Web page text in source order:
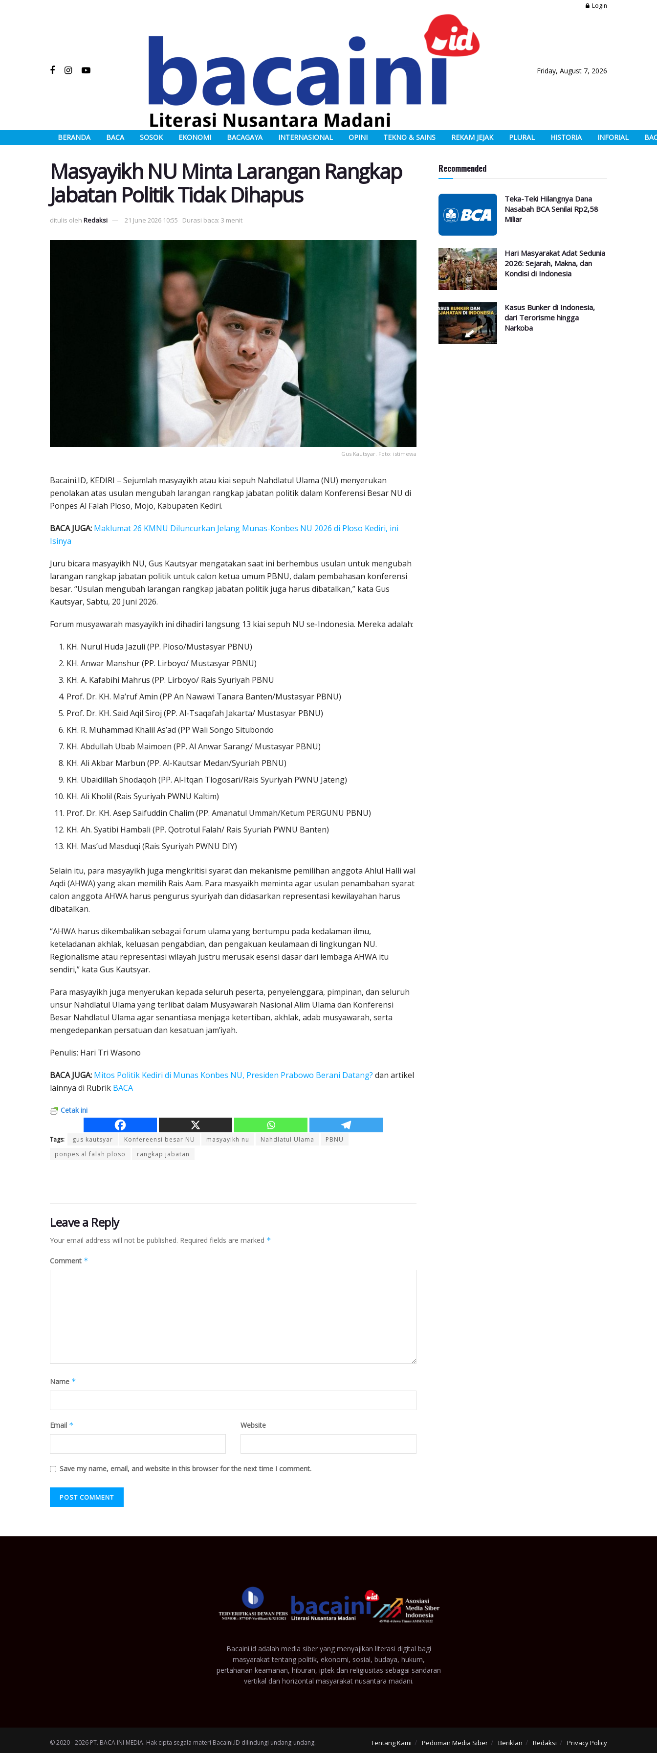
Login
Friday, August 7, 2026
BERANDA BACA SOSOK EKONOMI BACAGAYA INTERNASIONAL OPINI TEKNO & SAINS REKAM JEJAK PLURAL HISTORIA INFORIAL
Masyayikh NU Minta Larangan Rangkap
Jabatan Politik Tidak Dihapus
ditulis oleh Redaksi 21 June 2026 10:55 Durasi baca: 3 menit
Gus Kautsyar. Foto: istimewa
Bacaini.ID, KEDIRI – Sejumlah masyayikh atau kiai sepuh Nahdlatul Ulama (NU) menyerukan
penolakan atas usulan mengubah larangan rangkap jabatan politik dalam Konferensi Besar NU di
Ponpes Al Falah Ploso, Mojo, Kabupaten Kediri.
BACA JUGA: Maklumat 26 KMNU Diluncurkan Jelang Munas-Konbes NU 2026 di Ploso Kediri, ini
Isinya
Juru bicara masyayikh NU, Gus Kautsyar mengatakan saat ini berhembus usulan untuk mengubah
larangan rangkap jabatan politik untuk calon ketua umum PBNU, dalam pembahasan konferensi
besar. “Usulan mengubah larangan rangkap jabatan politik juga harus dibatalkan,” kata Gus
Kautsyar, Sabtu, 20 Juni 2026.
Forum musyawarah masyayikh ini dihadiri langsung 13 kiai sepuh NU se-Indonesia. Mereka adalah:
KH. Nurul Huda Jazuli (PP. Ploso/Mustasyar PBNU)
KH. Anwar Manshur (PP. Lirboyo/ Mustasyar PBNU)
⁠KH. A. Kafabihi Mahrus (PP. Lirboyo/ Rais Syuriyah PBNU
⁠Prof. Dr. KH. Ma’ruf Amin (PP An Nawawi Tanara Banten/Mustasyar PBNU)
⁠Prof. Dr. KH. Said Aqil Siroj (PP. Al-Tsaqafah Jakarta/ Mustasyar PBNU)
KH. R. Muhammad Khalil As’ad (PP Wali Songo Situbondo
KH. Abdullah Ubab Maimoen (PP. Al Anwar Sarang/ Mustasyar PBNU)
⁠KH. Ali Akbar Marbun (PP. Al-Kautsar Medan/Syuriah PBNU)
KH. Ubaidillah Shodaqoh (PP. Al-Itqan Tlogosari/Rais Syuriyah PWNU Jateng)
⁠KH. Ali Kholil (Rais Syuriyah PWNU Kaltim)
Prof. Dr. KH. Asep Saifuddin Chalim (PP. Amanatul Ummah/Ketum PERGUNU PBNU)
KH. Ah. Syatibi Hambali (PP. Qotrotul Falah/ Rais Syuriah PWNU Banten)
KH. Mas’ud Masduqi (Rais Syuriyah PWNU DIY)
Selain itu, para masyayikh juga mengkritisi syarat dan mekanisme pemilihan anggota Ahlul Halli wal
Aqdi (AHWA) yang akan memilih Rais Aam. Para masyaikh meminta agar usulan penambahan syarat
calon anggota AHWA harus pengurus syuriyah dan didasarkan representasi kewilayahan harus
dibatalkan.
“AHWA harus dikembalikan sebagai forum ulama yang bertumpu pada kedalaman ilmu,
keteladanan akhlak, keluasan pengabdian, dan pengakuan keulamaan di lingkungan NU.
Regionalisme atau representasi wilayah justru merusak esensi dasar dari lembaga AHWA itu
sendiri,” kata Gus Kautsyar.
Para masyayikh juga menyerukan kepada seluruh peserta, penyelenggara, pimpinan, dan seluruh
unsur Nahdlatul Ulama yang terlibat dalam Musyawarah Nasional Alim Ulama dan Konferensi
Besar Nahdlatul Ulama agar senantiasa menjaga ketertiban, akhlak, adab musyawarah, serta
mengedepankan persatuan dan kesatuan jam’iyah.
Penulis: Hari Tri Wasono
BACA JUGA: Mitos Politik Kediri di Munas Konbes NU, Presiden Prabowo Berani Datang? dan artikel
lainnya di Rubrik BACA
Cetak ini
Tags: gus kautsyar Konfereensi besar NU masyayikh nu Nahdlatul Ulama
PBNU
ponpes al falah ploso
rangkap jabatan
Leave a Reply
Your email address will not be published. Required fields are marked *
Comment *
Name *
Email * Website
Save my name, email, and website in this browser for the next time I comment.
Recommended
Teka-Teki Hilangnya Dana
Nasabah BCA Senilai Rp2,58
Miliar
Hari Masyarakat Adat Sedunia
2026: Sejarah, Makna, dan
Kondisi di Indonesia
Kasus Bunker di Indonesia,
dari Terorisme hingga
Narkoba
Bacaini.id adalah media siber yang menyajikan literasi digital bagi
masyarakat tentang politik, ekonomi, sosial, budaya, hukum,
pertahanan keamanan, hiburan, iptek dan religiusitas sebagai sandaran
vertikal dan horizontal masyarakat nusantara madani.
Tentang Kami Pedoman Media Siber Beriklan Redaksi Privacy Policy
© 2020 - 2026 PT. BACA INI MEDIA. Hak cipta segala materi Bacaini.ID dilindungi undang-undang.